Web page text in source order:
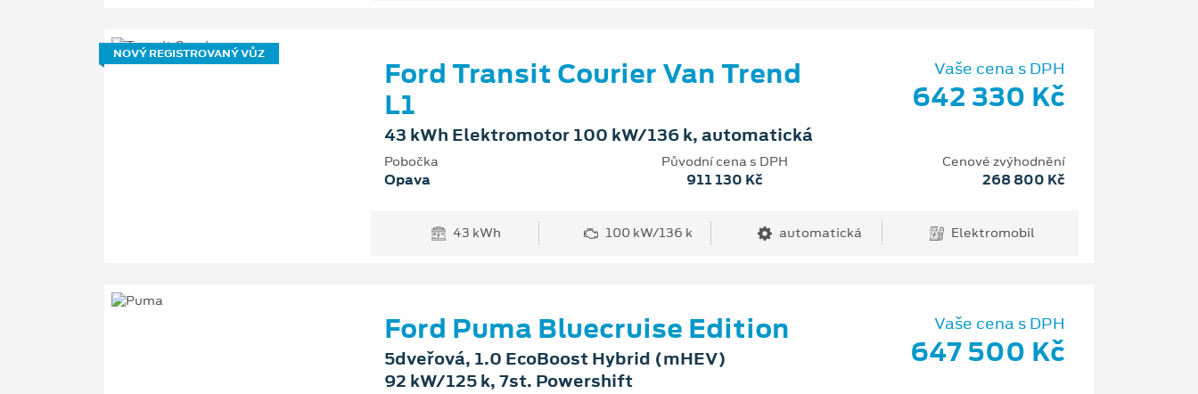
NOVÝ REGISTROVANÝ VŮZ
Ford Transit Courier Van Trend
L1
43 kWh Elektromotor 100 kW/136 k, automatická
Vaše cena s DPH
642 330 Kč
Pobočka
Opava
Původní cena s DPH
911 130 Kč
Cenové zvýhodnění
268 800 Kč
43 kWh 100 kW/136 k automatická Elektromobil
Ford Puma Bluecruise Edition
5dveřová, 1.0 EcoBoost Hybrid (mHEV)
92 kW/125 k, 7st. Powershift
Vaše cena s DPH
647 500 Kč